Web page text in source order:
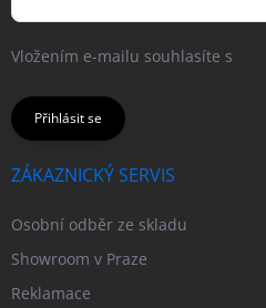
Vložením e-mailu souhlasíte s
Přihlásit se
ZÁKAZNICKÝ SERVIS
Osobní odběr ze skladu
Showroom v Praze
Reklamace